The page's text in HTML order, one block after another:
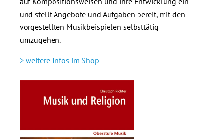
und stellt Angebote und Aufgaben bereit, mit den
vorgestellten Musikbeispielen selbsttätig
umzugehen.
> weitere Infos im Shop